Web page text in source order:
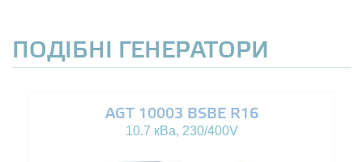
ПОДІБНІ ГЕНЕРАТОРИ
AGT 10003 BSBE R16
10.7 кВа, 230/400V